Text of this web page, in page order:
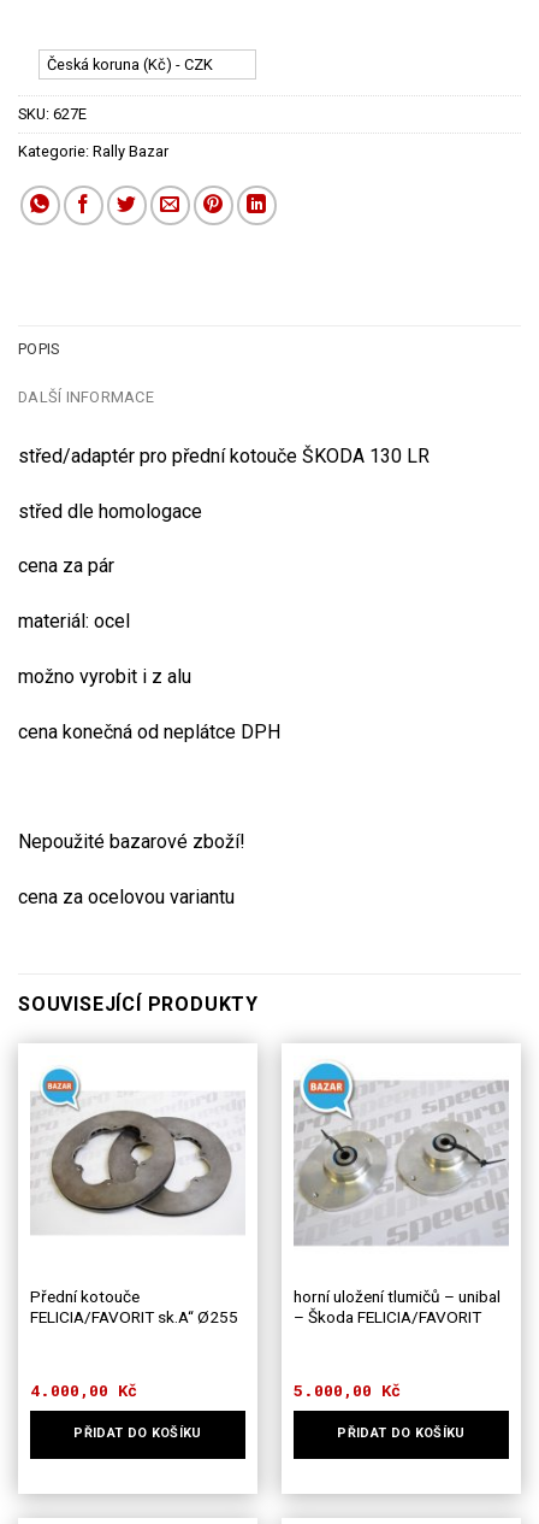
Česká koruna (Kč) - CZK
SKU: 627E
Kategorie: Rally Bazar
POPIS
DALŠÍ INFORMACE
střed/adaptér pro přední kotouče ŠKODA 130 LR
střed dle homologace
cena za pár
materiál: ocel
možno vyrobit i z alu
cena konečná od neplátce DPH
Nepoužité bazarové zboží!
cena za ocelovou variantu
SOUVISEJÍCÍ PRODUKTY
Přední kotouče
FELICIA/FAVORIT sk.A“ Ø255
4.000,00 Kč
PŘIDAT DO KOŠÍKU
horní uložení tlumičů – unibal
– Škoda FELICIA/FAVORIT
5.000,00 Kč
PŘIDAT DO KOŠÍKU